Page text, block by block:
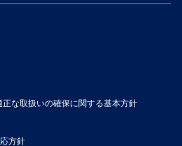
な取扱いの確保に関する基本方針
方針